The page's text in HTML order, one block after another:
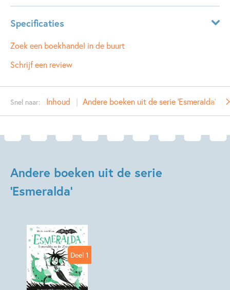
je moet ook je hart volgen.
Specificaties
ISBN: 9789002282553
NUR:
Prijs: 13
99
Uitgever:
SU Kids & Digits
Kenmerken van dit boek
Klassiekers
Zoek een boekhandel in de buurt
Schrijf een review
Snel naar: Inhoud Andere boeken uit de serie 'Esmeralda'
Andere boeken uit de serie
'Esmeralda'
Deel 1